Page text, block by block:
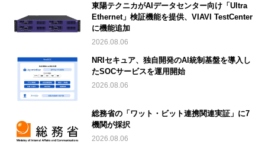
東陽テクニカがAIデータセンター向け「Ultra
Ethernet」検証機能を提供、VIAVI TestCenter
に機能追加
2026.08.06
NRIセキュア、独自開発のAI統制基盤を導入し
たSOCサービスを運用開始
2026.08.06
総務省の「ワット・ビット連携関連実証」に7
機関が採択
2026.08.06